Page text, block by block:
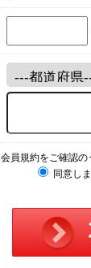
会員規約をご確認の
同意し